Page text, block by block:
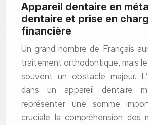
Appareil dentaire en
dentaire et prise en
financière
Un grand nombre de Français
traitement orthodontique, mais
souvent un obstacle majeur.
dans un appareil dentaire
représenter une somme
cruciale la compréhension des